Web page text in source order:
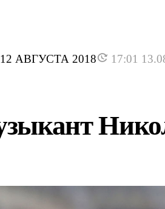
12 АВГУСТА 2018 17:01